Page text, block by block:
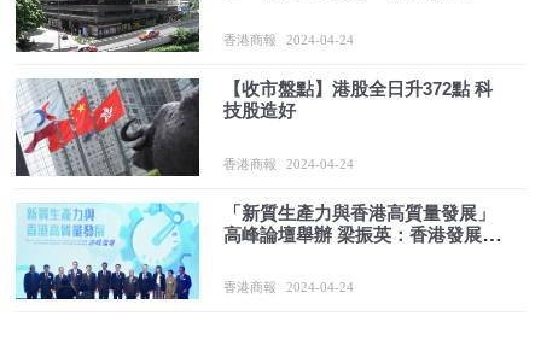
香港商報 2024-04-24
【收市盤點】港股全日升372點 科
技股造好
香港商報 2024-04-24
「新質生產力與香港高質量發展」
高峰論壇舉辦 梁振英：香港發展需
香港商報 2024-04-24